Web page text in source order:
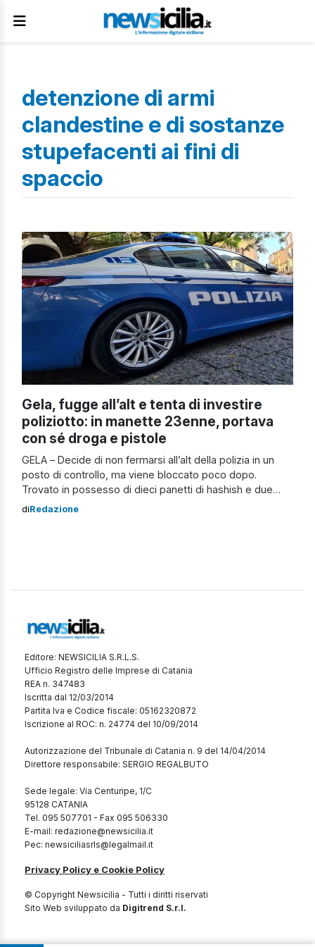
detenzione di armi
clandestine e di sostanze
stupefacenti ai fini di
spaccio
Gela, fugge all’alt e tenta di investire
poliziotto: in manette 23enne, portava
con sé droga e pistole
GELA – Decide di non fermarsi all’alt della polizia in un
posto di controllo, ma viene bloccato poco dopo.
Trovato in possesso di dieci panetti di hashish e due
pistole clandestine. Arrestato 23enne incensurato, colto
diRedazione
Editore: NEWSICILIA S.R.L.S.
Ufficio Registro delle Imprese di Catania
REA n. 347483
Iscritta dal 12/03/2014
Partita Iva e Codice fiscale: 05162320872
Iscrizione al ROC: n. 24774 del 10/09/2014
Autorizzazione del Tribunale di Catania n. 9 del 14/04/2014
Direttore responsabile: SERGIO REGALBUTO
Sede legale: Via Centuripe, 1/C
95128 CATANIA
Tel. 095 507701 - Fax 095 506330
E-mail: redazione@newsicilia.it
Pec: newsiciliasrls@legalmail.it
Privacy Policy e Cookie Policy
© Copyright Newsicilia - Tutti i diritti riservati
Sito Web sviluppato da Digitrend S.r.l.